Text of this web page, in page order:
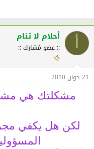
أحلام لا تنام
:: عضو مُشارك ::
21 جوان 2010
مشكلتك هي
لكن هل يكفي